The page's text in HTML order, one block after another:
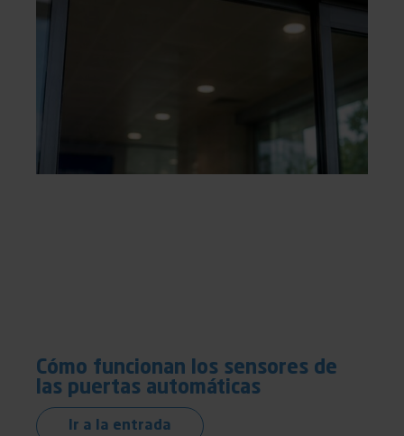
Cómo funcionan los sensores de
las puertas automáticas
Ir a la entrada